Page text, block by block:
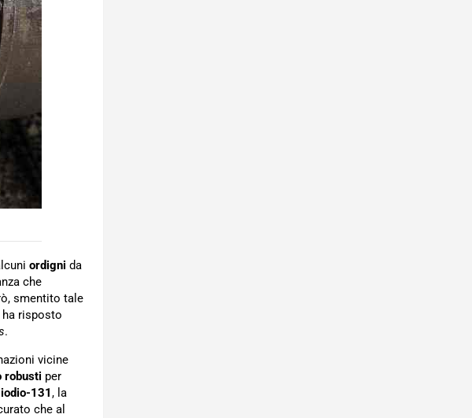
ordigni da
che
smentito tale
ha risposto
.
vicine
robusti per
iodio-131, la
che al